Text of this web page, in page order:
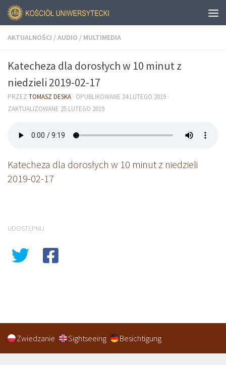
AKTUALNOŚCI /AUDIO / MULTIMEDIA
Katecheza dla dorosłych w 10 minut z
niedzieli 2019-02-17
PRZEZ TOMASZ DESKA · OPUBLIKOWANE 24 LUTEGO 2019 ·
ZAKTUALIZOWANE 25 LUTEGO 2019
Katecheza dla dorosłych w 10 minut z niedzieli
2019-02-17
UDOSTĘPNIJ
Zwiedzanie Sightseeing Besichtigung